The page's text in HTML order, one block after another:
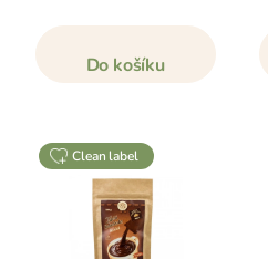
Do košíku
clean label